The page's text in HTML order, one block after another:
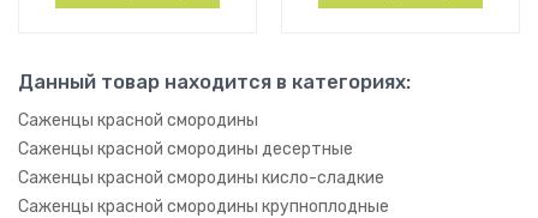
Данный товар находится в категориях:
Саженцы красной смородины
Саженцы красной смородины десертные
Саженцы красной смородины кисло-сладкие
Саженцы красной смородины крупноплодные